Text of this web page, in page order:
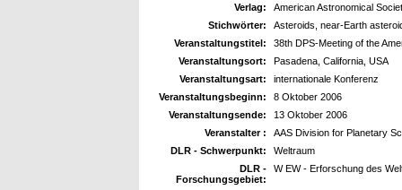
Verlag:
American Astronomical
Stichwörter:
Asteroids, near-Earth
Veranstaltungstitel:
38th DPS-Meeting of the
Veranstaltungsort:
Pasadena, California, USA
Veranstaltungsart:
internationale Konferenz
Veranstaltungsbeginn:
8 Oktober 2006
Veranstaltungsende:
13 Oktober 2006
Veranstalter :
AAS Division for Planetary
DLR - Schwerpunkt:
Weltraum
DLR -
Forschungsgebiet:
W EW - Erforschung des